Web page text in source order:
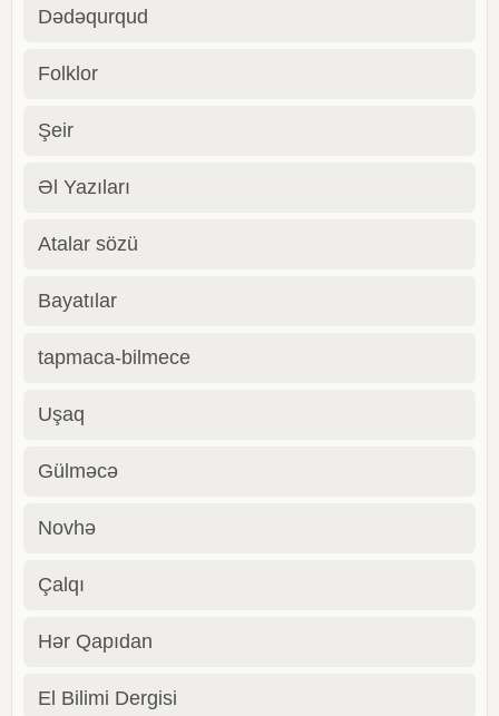
Dədəqurqud
Folklor
Şeir
Əl Yazıları
Atalar sözü
Bayatılar
tapmaca-bilmece
Uşaq
Gülməcə
Novhə
Çalqı
Hər Qapıdan
El Bilimi Dergisi